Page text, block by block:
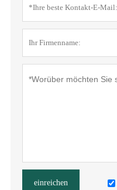
einreichen